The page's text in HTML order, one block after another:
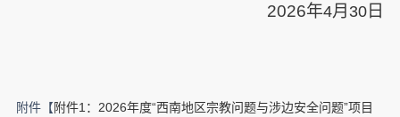
2026年4月 30 日
附件【附件1：2026年度“西南地区宗教问题与涉边安全问题”项目